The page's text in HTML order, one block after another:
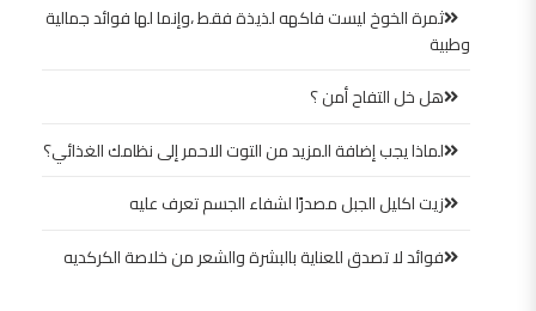
ثمرة الخوخ ليست فاكهه لذيذة فقط ،وإنما لها فوائد جمالية
وطبية
هل خل التفاح أمن ؟
لماذا يجب إضافة المزيد من التوت الاحمر إلى نظامك الغذائي؟
زيت اكليل الجبل مصدرًا لشفاء الجسم تعرف عليه
فوائد لا تصدق للعناية بالبشرة والشعر من خلاصة الكركديه